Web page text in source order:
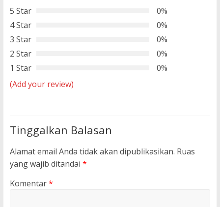
5 Star
0%
4 Star
0%
3 Star
0%
2 Star
0%
1 Star
0%
(Add your review)
Tinggalkan Balasan
Alamat email Anda tidak akan dipublikasikan. Ruas
yang wajib ditandai *
Komentar*